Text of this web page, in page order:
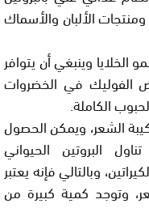
الألبان والأسماك
وينبغي أن يتوافر
الفوليك في الخضروات
الكاملة.
الشعر، ويمكن الحصول
البروتين الحيواني
وبالتالي فإنه يعتبر
وتوجد كمية كبيرة من